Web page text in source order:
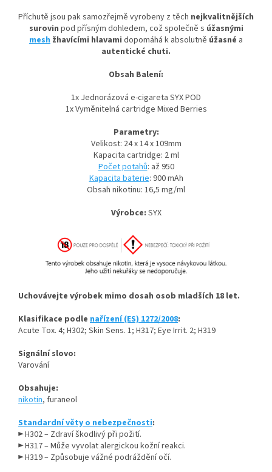
Příchutě jsou pak samozřejmě vyrobeny z těch nejkvalitnějších
surovin pod přísným dohledem, což společně s úžasnými
mesh žhavícími hlavami dopomáhá k absolutně úžasné a
autentické chuti.
Obsah Balení:
1x Jednorázová e-cigareta SYX POD
1x Vyměnitelná cartridge Mixed Berries
Parametry:
Velikost: 24 x 14 x 109mm
Kapacita cartridge: 2 ml
Počet potahů: až 950
Kapacita baterie: 900 mAh
Obsah nikotinu: 16,5 mg/ml
Výrobce: SYX
Uchovávejte výrobek mimo dosah osob mladších 18 let.
Klasifikace podle nařízení (ES) 1272/2008:
Acute Tox. 4; H302; Skin Sens. 1; H317; Eye Irrit. 2; H319
Signální slovo:
Varování
Obsahuje:
nikotin, furaneol
Standardní věty o nebezpečnosti:
► H302 – Zdraví škodlivý při požití.
► H317 – Může vyvolat alergickou kožní reakci.
► H319 – Způsobuje vážné podráždění očí.